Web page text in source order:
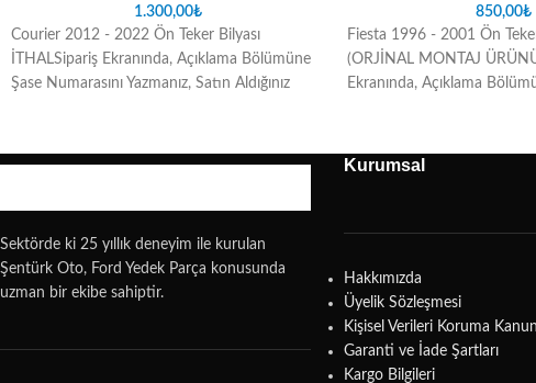
1.300,00₺
Courier 2012 - 2022 Ön Teker Bilyası
İTHALSipariş Ekranında, Açıklama Bölümüne
Şase Numarasını Yazmanız, Satın Aldığınız
850,00₺
Fiesta 1996 - 2001 Ön
(ORJİNAL MONTAJ
Ekranında, Açıklama
kaldıracaktır
Sektörde ki 25 yıllık deneyim ile kurulan
Şentürk Oto, Ford Yedek Parça konusunda
uzman bir ekibe sahiptir.
Kurumsal
Hakkımızda
Üyelik Sözleşmesi
Kişisel Verileri Koruma
Garanti ve İade Şartları
Kargo Bilgileri